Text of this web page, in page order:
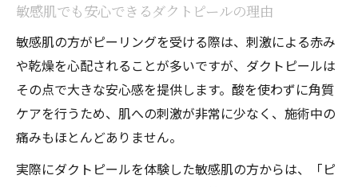
美肌への変化を実感したダクトピールの声
ダクトピールでくすみや毛穴に変化はあっ
たか
ダクトピール体験で感じた効果と注意点ま
判
敏感肌でも安心できるダクトピールの理由
敏感肌の方がピーリングを受ける際は、刺激による赤み
や乾燥を心配されることが多いですが、ダクトピールは
その点で大きな安心感を提供します。酸を使わずに角質
ケアを行うため、肌への刺激が非常に少なく、施術中の
痛みもほとんどありません。
実際にダクトピールを体験した敏感肌の方からは、「ピ